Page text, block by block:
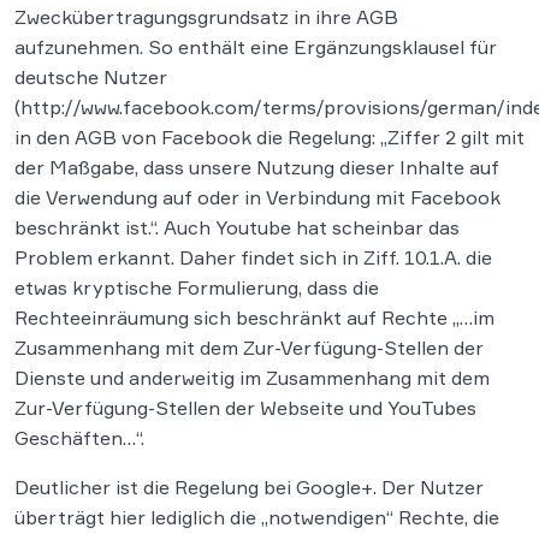
Zweckübertragungsgrundsatz in ihre AGB
aufzunehmen. So enthält eine Ergänzungsklausel für
deutsche Nutzer
(http://www.facebook.com/terms/provisions/german/
in den AGB von Facebook die Regelung: „Ziffer 2 gilt mit
der Maßgabe, dass unsere Nutzung dieser Inhalte auf
die Verwendung auf oder in Verbindung mit Facebook
beschränkt ist.“. Auch Youtube hat scheinbar das
Problem erkannt. Daher findet sich in Ziff. 10.1.A. die
etwas kryptische Formulierung, dass die
Rechteeinräumung sich beschränkt auf Rechte „…im
Zusammenhang mit dem Zur-Verfügung-Stellen der
Dienste und anderweitig im Zusammenhang mit dem
Zur-Verfügung-Stellen der Webseite und YouTubes
Geschäften…“.
Deutlicher ist die Regelung bei Google+. Der Nutzer
überträgt hier lediglich die „notwendigen“ Rechte, die